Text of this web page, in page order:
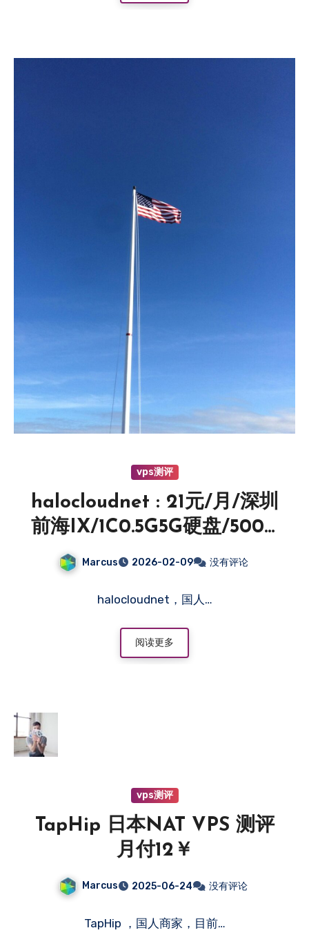
vps测评
halocloudnet : 21元/月/深圳
前海IX/1C0.5G5G硬盘/500G
流量@2000Mbps/独立IPV4
Marcus 2026-02-09 没有评论
halocloudnet，国人…
阅读更多
vps测评
TapHip 日本NAT VPS 测评
月付12￥
Marcus 2025-06-24 没有评论
TapHip ，国人商家，目前…